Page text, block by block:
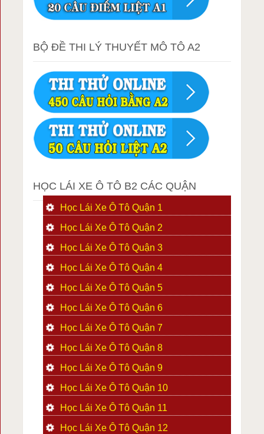
BỘ ĐỀ THI LÝ THUYẾT MÔ TÔ A2
HỌC LÁI XE Ô TÔ B2 CÁC QUẬN
Học Lái Xe Ô Tô Quận 1
Học Lái Xe Ô Tô Quận 2
Học Lái Xe Ô Tô Quận 3
Học Lái Xe Ô Tô Quận 4
Học Lái Xe Ô Tô Quận 5
Học Lái Xe Ô Tô Quận 6
Học Lái Xe Ô Tô Quận 7
Học Lái Xe Ô Tô Quận 8
Học Lái Xe Ô Tô Quận 9
Học Lái Xe Ô Tô Quận 10
Học Lái Xe Ô Tô Quận 11
Học Lái Xe Ô Tô Quận 12